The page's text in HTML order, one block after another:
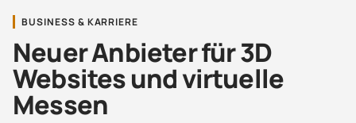
BUSINESS & KARRIERE
Neuer Anbieter für 3D
Websites und virtuelle
Messen